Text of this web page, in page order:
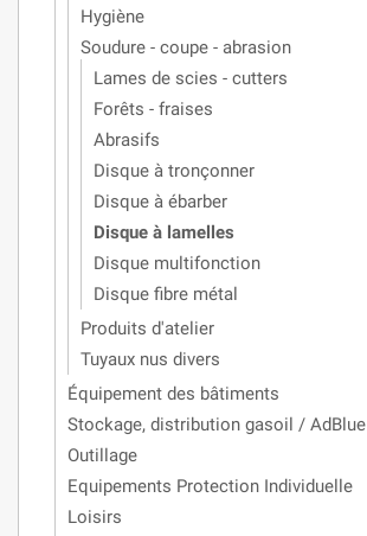
Hygiène
Soudure - coupe - abrasion
Lames de scies - cutters
Forêts - fraises
Abrasifs
Disque à tronçonner
Disque à ébarber
Disque à lamelles
Disque multifonction
Disque fibre métal
Produits d'atelier
Tuyaux nus divers
Équipement des bâtiments
Stockage, distribution gasoil / AdBlue
Outillage
Equipements Protection Individuelle
Loisirs